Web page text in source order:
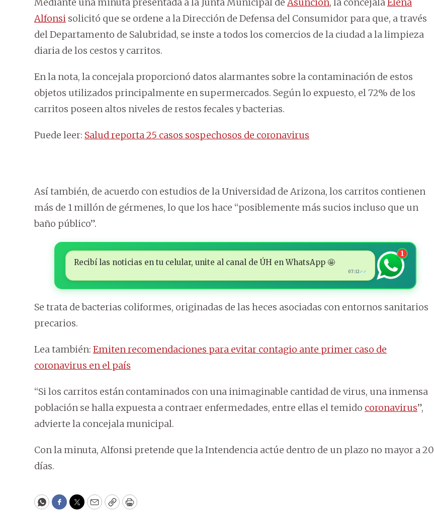
Mediante una minuta presentada a la Junta Municipal de Asunción, la concejalaElena
Alfonsi solicitó que se ordene a la Dirección de Defensa del Consumidor para que, a través
del Departamento de Salubridad, se inste a todos los comercios de la ciudad a la limpieza
diaria de los cestos y carritos.
En la nota, la concejala proporcionó datos alarmantes sobre la contaminación de estos
objetos utilizados principalmente en supermercados. Según lo expuesto, el 72% de los
carritos poseen altos niveles de restos fecales y bacterias.
Puede leer: Salud reporta 25 casos sospechosos de coronavirus
Así también, de acuerdo con estudios de la Universidad de Arizona, los carritos contienen
más de 1 millón de gérmenes, lo que los hace “posiblemente más sucios incluso que un
baño público”.
Recibí las noticias en tu celular, unite al canal de ÚH en WhatsApp 🤩
07:12✓✓
1
Se trata de bacterias coliformes, originadas de las heces asociadas con entornos sanitarios
precarios.
Lea también: Emiten recomendaciones para evitar contagio ante primer caso de
coronavirus en el país
“Si los carritos están contaminados con una inimaginable cantidad de virus, una inmensa
población se halla expuesta a contraer enfermedades, entre ellas el temido coronavirus”,
advierte la concejala municipal.
Con la minuta, Alfonsi pretende que la Intendencia actúe dentro de un plazo no mayor a 20
días.
WhatsApp
Facebook
Twitter
EmailCopyPrint